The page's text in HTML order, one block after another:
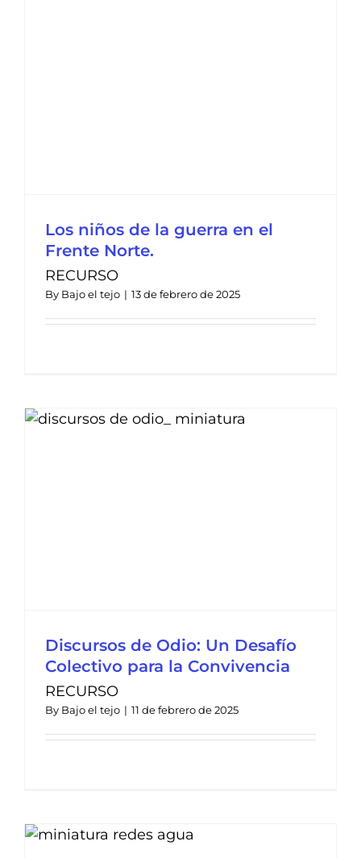
Los niños de la guerra en el
Frente Norte.
RECURSO
By Bajo el tejo | 13 de febrero de 2025
Discursos de Odio: Un Desafío
Colectivo para la Convivencia
RECURSO
By Bajo el tejo | 11 de febrero de 2025